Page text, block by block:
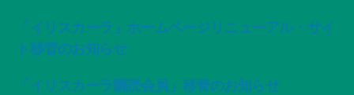
「イリスカーラ」ホームページリニューアル・サイ
ト移管のお知らせ
「イリスカーラ購読会員」移管のお知らせ